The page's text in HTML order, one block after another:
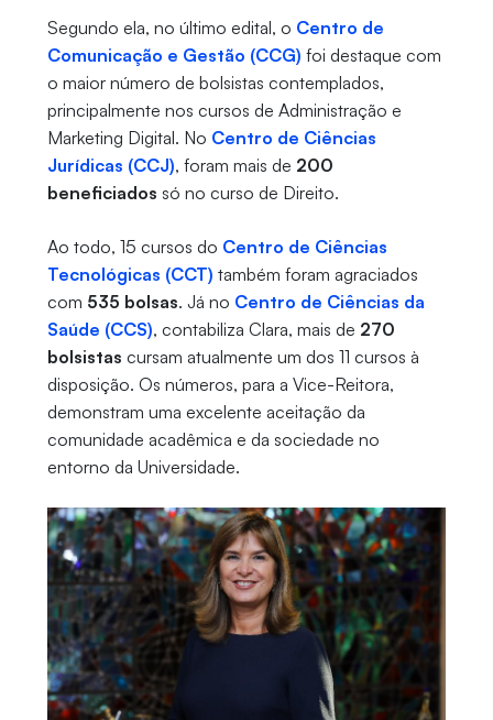
Segundo ela, no último edital, o Centro de
Comunicação e Gestão (CCG) foi destaque com
o maior número de bolsistas contemplados,
principalmente nos cursos de Administração e
Marketing Digital. No Centro de Ciências
Jurídicas (CCJ), foram mais de 200
beneficiados só no curso de Direito.
Ao todo, 15 cursos do Centro de Ciências
Tecnológicas (CCT) também foram agraciados
com 535 bolsas. Já no Centro de Ciências da
Saúde (CCS), contabiliza Clara, mais de 270
bolsistas cursam atualmente um dos 11 cursos à
disposição. Os números, para a Vice-Reitora,
demonstram uma excelente aceitação da
comunidade acadêmica e da sociedade no
entorno da Universidade.